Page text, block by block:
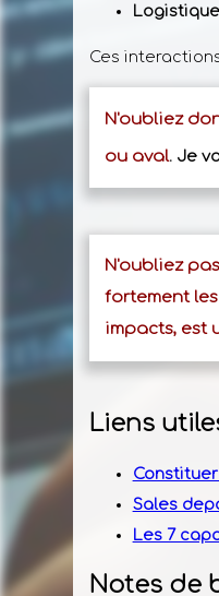
Ces
N'oubliez
ou aval. Je
N'oubliez
fortement
impacts, est
Liens
Sales
Les 7
Notes de